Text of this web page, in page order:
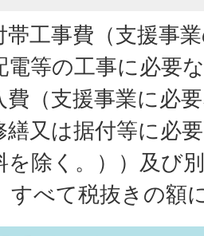
帯工事費（支援事
電等の工事に必要
費（支援事業に必
繕又は据付等に必
を除く。））及び
すべて税抜きの額